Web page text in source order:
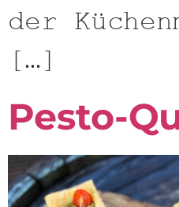
der
[…]
Pesto-